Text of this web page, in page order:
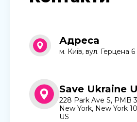
Адреса
м. Київ, вул. Герцена 6
Save Ukraine
228 Park Ave S, PMB
New York, New York
US